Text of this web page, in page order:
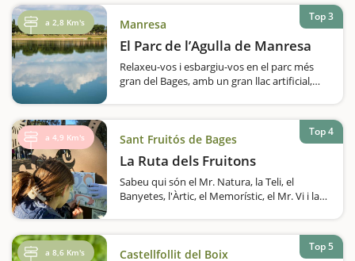
vies de tren enmig de la natura? Aquesta és
la vostra oportunitat!Actualment…
a 2,8 Km's Manresa
El Parc de l’Agulla de Manresa
Relaxeu-vos i esbargiu-vos en el parc més
gran del Bages, amb un gran llac artificial,
ha un gran llac artificial de 64.000 metres
quadrats i que, al seu voltant,…
Top 3
a 4,9 Km's Sant Fruitós de Bages
La Ruta dels Fruitons
Sabeu qui són el Mr. Natura, la Teli, el
Banyetes, l'Àrtic, el Memorístic, el Mr. Vi i la
Fruitós de Bages,…
Top 4
a 8,6 Km's Castellfollit del Boix
Top 5